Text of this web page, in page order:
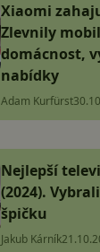
Xiaomi
Zlevnily
domácnost,
nabídky
Adam Kurfürst
Nejlepší
(2024).
špičku
Jakub Kárník